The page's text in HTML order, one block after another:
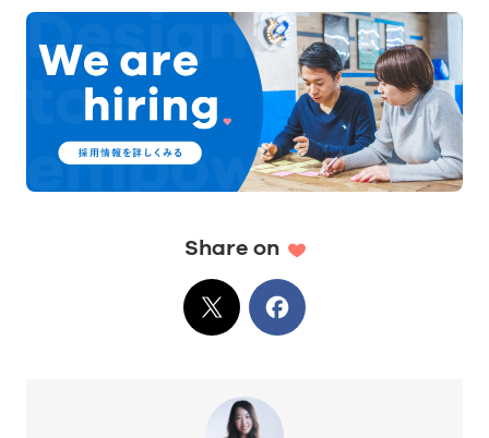
Share on
XでシェアFacebook